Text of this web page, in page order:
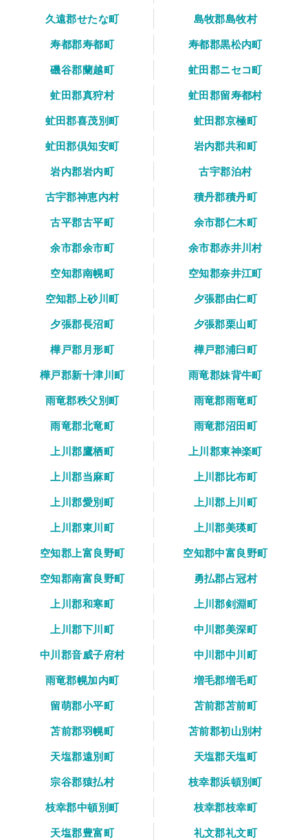
久遠郡せたな町
島牧郡島牧村
寿都郡寿都町
寿都郡黒松内町
磯谷郡蘭越町
虻田郡ニセコ町
虻田郡真狩村
虻田郡留寿都村
虻田郡喜茂別町
虻田郡京極町
虻田郡倶知安町
岩内郡共和町
岩内郡岩内町
古宇郡泊村
古宇郡神恵内村
積丹郡積丹町
古平郡古平町
余市郡仁木町
余市郡余市町
余市郡赤井川村
空知郡南幌町
空知郡奈井江町
空知郡上砂川町
夕張郡由仁町
夕張郡長沼町
夕張郡栗山町
樺戸郡月形町
樺戸郡浦臼町
樺戸郡新十津川町
雨竜郡妹背牛町
雨竜郡秩父別町
雨竜郡雨竜町
雨竜郡北竜町
雨竜郡沼田町
上川郡鷹栖町
上川郡東神楽町
上川郡当麻町
上川郡比布町
上川郡愛別町
上川郡上川町
上川郡東川町
上川郡美瑛町
空知郡上富良野町
空知郡中富良野町
空知郡南富良野町
勇払郡占冠村
上川郡和寒町
上川郡剣淵町
上川郡下川町
中川郡美深町
中川郡音威子府村
中川郡中川町
雨竜郡幌加内町
増毛郡増毛町
留萌郡小平町
苫前郡苫前町
苫前郡羽幌町
苫前郡初山別村
天塩郡遠別町
天塩郡天塩町
宗谷郡猿払村
枝幸郡浜頓別町
枝幸郡中頓別町
枝幸郡枝幸町
天塩郡豊富町
礼文郡礼文町